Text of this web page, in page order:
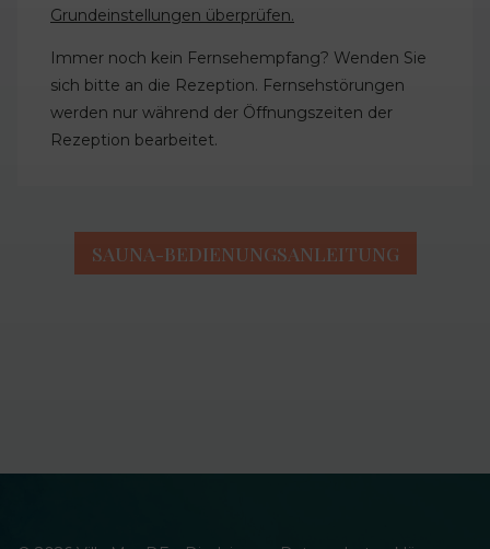
Grundeinstellungen überprüfen.
Immer noch kein Fernsehempfang? Wenden Sie
sich bitte an die Rezeption. Fernsehstörungen
werden nur während der Öffnungszeiten der
Rezeption bearbeitet.
SAUNA-BEDIENUNGSANLEITUNG